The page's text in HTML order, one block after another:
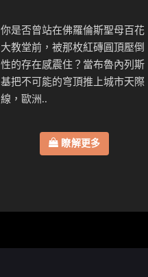
你是否曾站在佛羅倫斯聖母百花
大教堂前，被那枚紅磚圓頂壓倒
性的存在感震住？當布魯內列斯
基把不可能的穹頂推上城市天際
線，歐洲..
瞭解更多